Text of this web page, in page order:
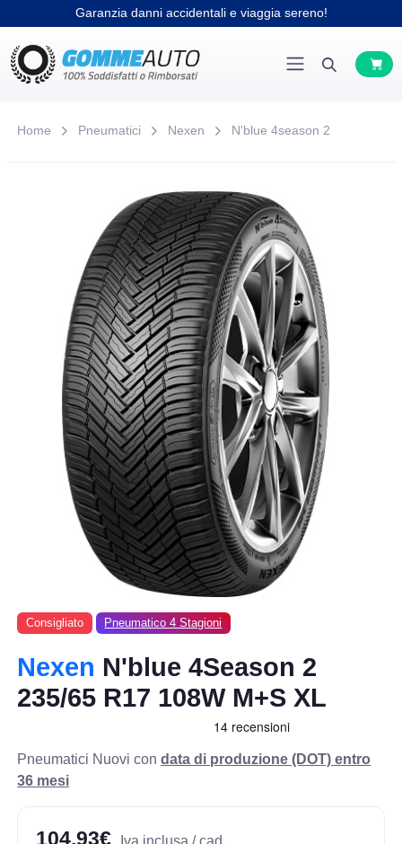
Garanzia danni accidentali e viaggia sereno!
Home Pneumatici Nexen N'blue 4season 2
Consigliato Pneumatico 4 Stagioni
Nexen N'blue 4Season 2
235/65 R17 108W M+S XL
Pneumatici Nuovi condata di produzione (DOT) entro
36 mesi
104,93€ Iva inclusa / cad.